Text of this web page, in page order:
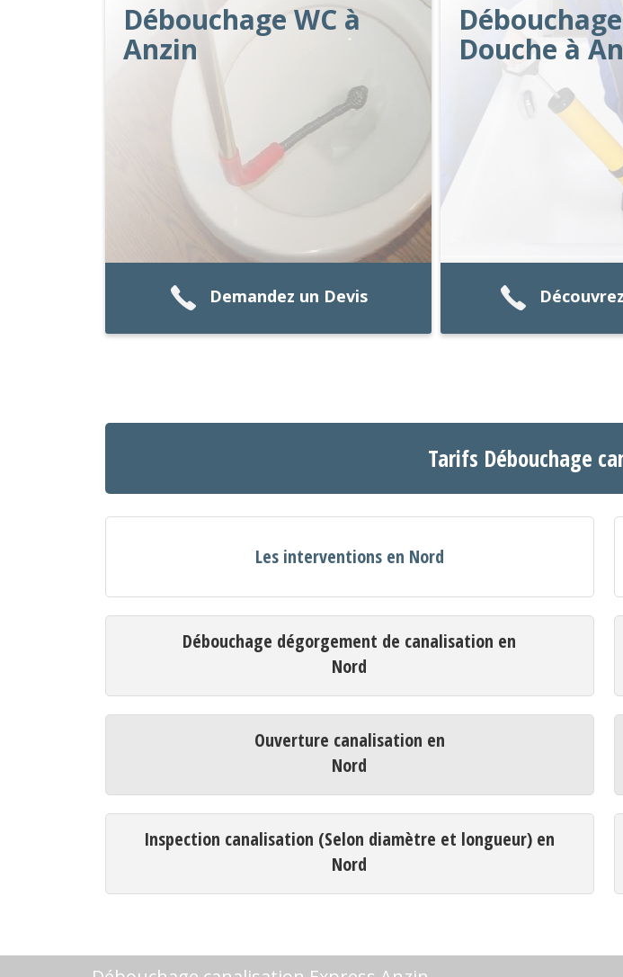
Débouchage WC à
Anzin
Demandez un Devis
Débouchage
Douche à
Tarifs Débouchage
Les interventions en Nord
Débouchage dégorgement de canalisation en
Nord
Ouverture canalisation en
Nord
Inspection canalisation (Selon diamètre et longueur) en
Nord